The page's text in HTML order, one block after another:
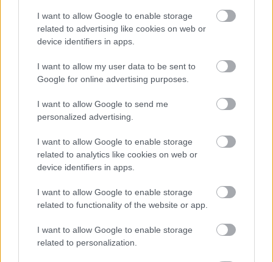
I want to allow Google to enable storage
related to advertising like cookies on web or
device identifiers in apps.
I want to allow my user data to be sent to
Google for online advertising purposes.
I want to allow Google to send me
personalized advertising.
I want to allow Google to enable storage
related to analytics like cookies on web or
device identifiers in apps.
I want to allow Google to enable storage
related to functionality of the website or app.
I want to allow Google to enable storage
related to personalization.
megcsalt feleségen simán többet bukhat egy
politikus, mint a bonyolult konstrukcióval ellopott
közpénzen. Rogán se a letelepedési kötvények miatt
tűnt el a nyilvánosságból, hanem a helikopterezése
A Médiahatóság pedig nem csinál túl sok mindent,
még akkor sem ha a jogerős helyreigazításokat sem
jelentetik meg ezek a médiumok. De mindegy is,
mert az állami reklámköltésekből fizetik a
bírságokat is: minél nagyobb a büntetés, nekünk
kerül annál többe.
Ennél körmönfontabb módszer – és az országosan
naponta 60 ezer példányban fogyó Bors is
bulvár közé rejtik a kormánypropagandát. Egy-egy
győzelmi jelentés, Magyarország jobban teljesít